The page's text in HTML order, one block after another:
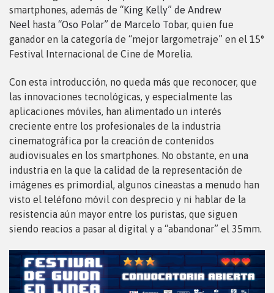
smartphones, además de “King Kelly” de Andrew
Neel hasta “Oso Polar” de Marcelo Tobar, quien fue
ganador en la categoría de “mejor largometraje” en el 15°
Festival Internacional de Cine de Morelia.
Con esta introducción, no queda más que reconocer, que
las innovaciones tecnológicas, y especialmente las
aplicaciones móviles, han alimentado un interés
creciente entre los profesionales de la industria
cinematográfica por la creación de contenidos
audiovisuales en los smartphones. No obstante, en una
industria en la que la calidad de la representación de
imágenes es primordial, algunos cineastas a menudo han
visto el teléfono móvil con desprecio y ni hablar de la
resistencia aún mayor entre los puristas, que siguen
siendo reacios a pasar al digital y a “abandonar” el 35mm.